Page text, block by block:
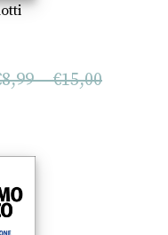
8,99–€15,00